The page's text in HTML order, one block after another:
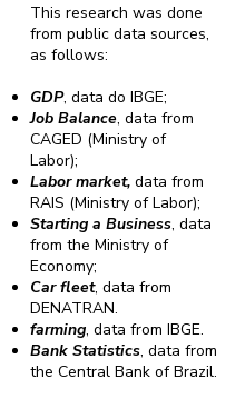
This research was done
from public data sources,
as follows:
GDP, data do IBGE;
Job Balance, data from
CAGED (Ministry of
Labor);
Labor market,data from
RAIS (Ministry of Labor);
Starting a Business, data
from the Ministry of
Economy;
Car fleet, data from
DENATRAN.
farming, data from IBGE.
Bank Statistics, data from
the Central Bank of Brazil.